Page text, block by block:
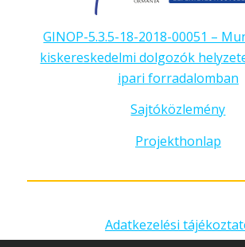
GINOP-5.3.5-18-2018-00051 –
kiskereskedelmi dolgozók
ipari forradalomban
Sajtóközlemény
Projekthonlap
Adatkezelési